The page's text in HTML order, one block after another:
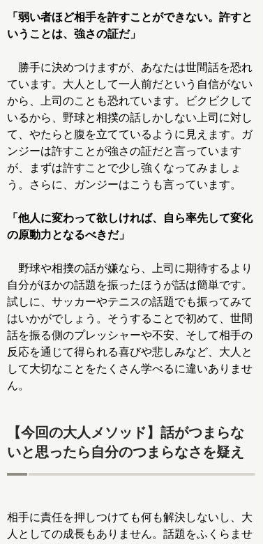
「弱い者ほど相手を許すことができない。許すと
いうことは、強さの証だ」
勝手に決めつけますが、あなたは世間話を恐れ
ています。大人として一人前だという自信がない
から、上司のことも恐れています。ビクビクして
いるから、野球と相撲の話しかしない上司に対し
て、やたらと腹を立てているように見えます。ガ
ンジーは許すことが強さの証だと言っています
が、まずは許すことで少し強くなってみましょ
う。さらに、ガンジーはこうも言っています。
「他人に変わって欲しければ、自ら率先して変化
の原動力となるべきだ」
野球や相撲の話が嫌なら、上司に期待するより
自分がほかの話題を振ったほうが話は簡単です。
試しに、サッカーやテニスの話題でも振ってみて
はいかがでしょう。そうすることで初めて、世間
話を振る側のプレッシャーや不安、そして相手の
反応を通じて得られる喜びや悲しみなど、大人と
して大切なことをたくさん学べるに違いありませ
ん。
【今回の大人メソッド】話がつまらな
いと思ったら自分のつまらなさを疑え
相手に責任を押しつけても何も解決しないし、大
人としての成長もありません。話題をふくらませ